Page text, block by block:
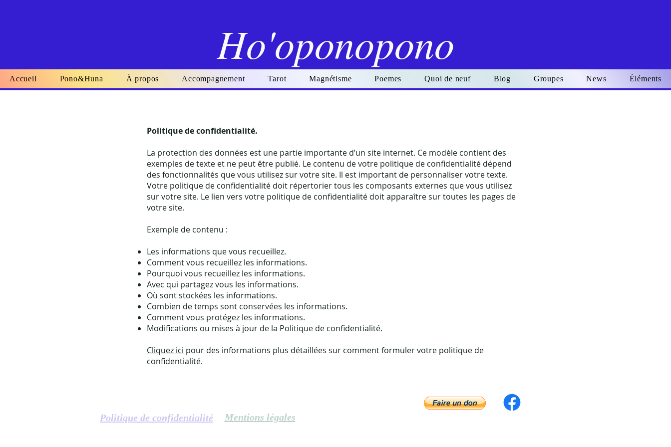
Ho'oponopono
Se connecter
Accueil Pono&Huna À propos Accompagnement Tarot Magnétisme Poemes Quoi de neuf Blog Groupes News Éléments
Politique de confidentialité.
La protection des données est une partie importante d’un site internet. Ce modèle contient des
exemples de texte et ne peut être publié. Le contenu de votre politique de confidentialité dépend
des fonctionnalités que vous utilisez sur votre site. Il est important de personnaliser votre texte.
Votre politique de confidentialité doit répertorier tous les composants externes que vous utilisez
sur votre site. Le lien vers votre politique de confidentialité doit apparaître sur toutes les pages de
votre site.
Exemple de contenu :
Les informations que vous recueillez.
Comment vous recueillez les informations.
Pourquoi vous recueillez les informations.
Avec qui partagez vous les informations.
Où sont stockées les informations.
Combien de temps sont conservées les informations.
Comment vous protégez les informations.
Modifications ou mises à jour de la Politique de confidentialité.
Cliquez ici pour des informations plus détaillées sur comment formuler votre politique de
confidentialité.
Politique de confidentialité Mentions légales